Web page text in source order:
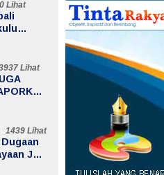
Lihat
Lihat
1439 Lihat
Jadi